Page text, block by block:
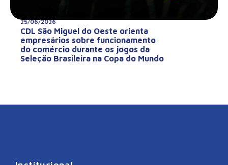
25/06/2026
CDL São Miguel do Oeste orienta
empresários sobre funcionamento
do comércio durante os jogos da
Seleção Brasileira na Copa do Mundo